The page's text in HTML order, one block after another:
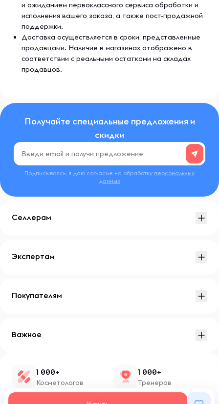
и ожиданием первоклассного сервиса обработки и
исполнения вашего заказа, а также пост-продажной
поддержки.
Доставка осуществляется в сроки, представленные
продавцами. Наличие в магазинах отображено в
соответствии с реальными остатками на складах
продавцов.
Получайте специальные предложения и
скидки
Подписываясь, я даю согласие на обработку персональных
данных
Селлерам
Экспертам
Покупателям
Важное
1 000+
Косметологов
1 000+
Тренеров